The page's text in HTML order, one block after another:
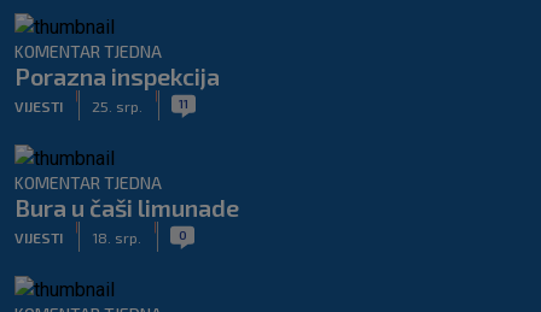
KOMENTAR TJEDNA
Porazna inspekcija
VIJESTI 25. srp. 11
KOMENTAR TJEDNA
Bura u čaši limunade
VIJESTI 18. srp. 0